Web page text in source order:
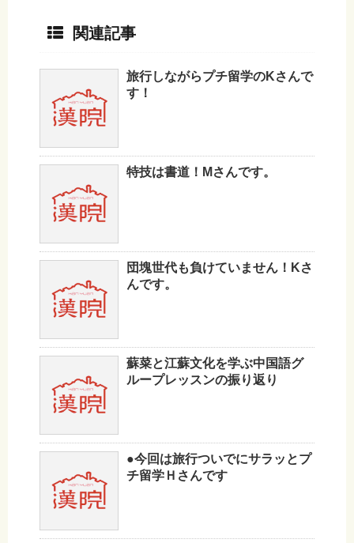
関連記事
旅行しながらプチ留学のKさんで
す！
特技は書道！Mさんです。
団塊世代も負けていません！Kさ
んです。
蘇菜と江蘇文化を学ぶ中国語グ
ループレッスンの振り返り
●今回は旅行ついでにサラッとプ
チ留学Ｈさんです